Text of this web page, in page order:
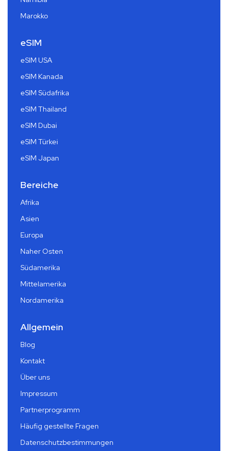
Marokko
eSIM
eSIM USA
eSIM Kanada
eSIM Südafrika
eSIM Thailand
eSIM Dubai
eSIM Türkei
eSIM Japan
Bereiche
Afrika
Asien
Europa
Naher Osten
Südamerika
Mittelamerika
Nordamerika
Allgemein
Blog
Kontakt
Über uns
Impressum
Partnerprogramm
Häufig gestellte Fragen
Datenschutzbestimmungen